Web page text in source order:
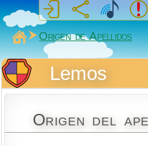
MiSabueso
Origen de Apellidos
Lemos
Origen del